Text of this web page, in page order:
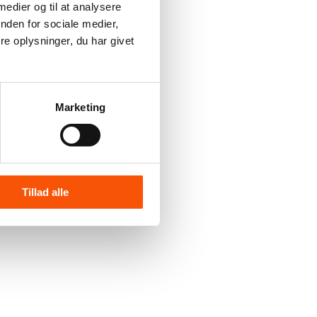
og til at analysere
for sociale medier,
oplysninger, du har givet
Marketing
Tillad alle